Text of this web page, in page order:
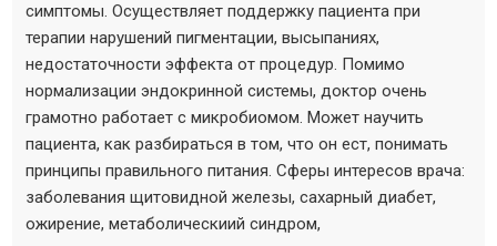
симптомы. Осуществляет поддержку пациента при
терапии нарушений пигментации, высыпаниях,
недостаточности эффекта от процедур. Помимо
нормализации эндокринной системы, доктор очень
грамотно работает с микробиомом. Может научить
пациента, как разбираться в том, что он ест, понимать
принципы правильного питания. Сферы интересов врача:
заболевания щитовидной железы, сахарный диабет,
ожирение, метаболическиий синдром,